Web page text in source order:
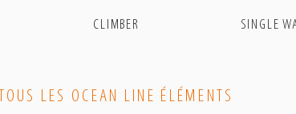
CLIMBER SINGLE
TOUS LES OCEAN LINE ÉLÉMENTS